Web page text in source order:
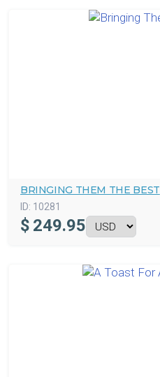
BRINGING THEM THE BEST
ID: 10281
$ 249.95